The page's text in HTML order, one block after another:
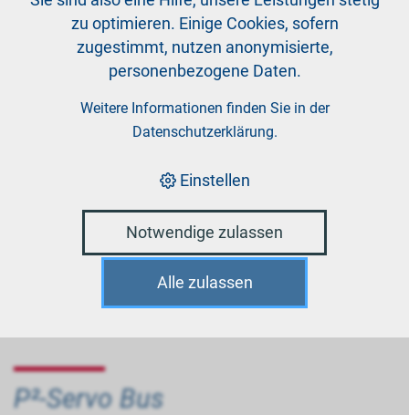
P²-Servo Bus
zu optimieren. Einige Cookies, sofern
zugestimmt, nutzen anonymisierte,
personenbezogene Daten.
Weitere Informationen finden Sie in der
Datenschutzerklärung.
Einstellen
Notwendige zulassen
Alle zulassen